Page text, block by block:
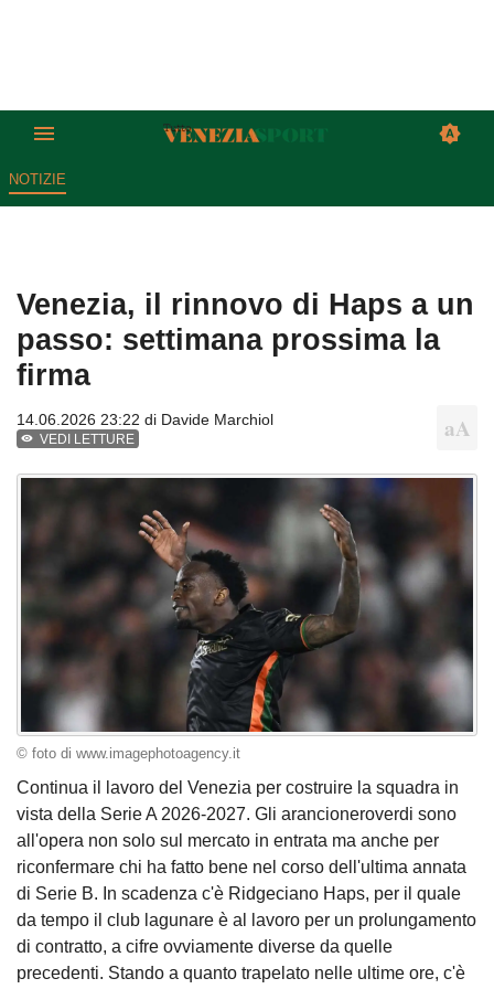
NOTIZIE
Venezia, il rinnovo di Haps a un
passo: settimana prossima la
firma
14.06.2026 23:22 di Davide Marchiol
VEDI LETTURE
© foto di www.imagephotoagency.it
Continua il lavoro del Venezia per costruire la squadra in
vista della Serie A 2026-2027. Gli arancioneroverdi sono
all'opera non solo sul mercato in entrata ma anche per
riconfermare chi ha fatto bene nel corso dell'ultima annata
di Serie B. In scadenza c'è Ridgeciano Haps, per il quale
da tempo il club lagunare è al lavoro per un prolungamento
di contratto, a cifre ovviamente diverse da quelle
precedenti. Stando a quanto trapelato nelle ultime ore, c'è